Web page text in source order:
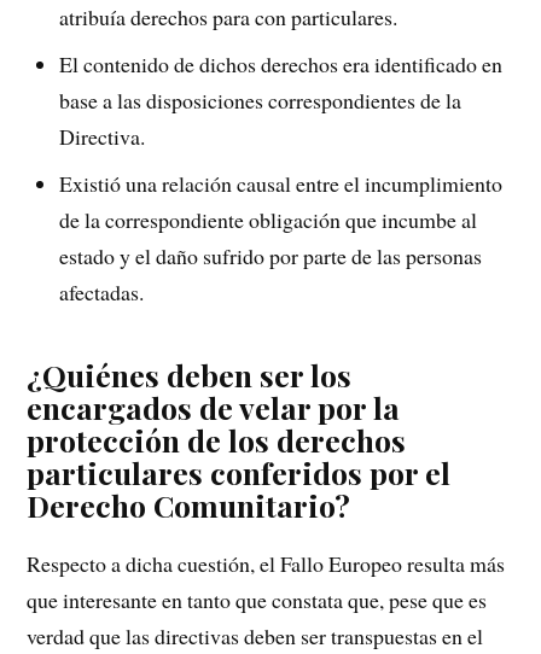
atribuía derechos para con particulares.
El contenido de dichos derechos era identificado en
base a las disposiciones correspondientes de la
Directiva.
Existió una relación causal entre el incumplimiento
de la correspondiente obligación que incumbe al
estado y el daño sufrido por parte de las personas
afectadas.
¿Quiénes deben ser los
encargados de velar por la
protección de los derechos
particulares conferidos por el
Derecho Comunitario?
Respecto a dicha cuestión, el Fallo Europeo resulta más
que interesante en tanto que constata que, pese que es
verdad que las directivas deben ser transpuestas en el